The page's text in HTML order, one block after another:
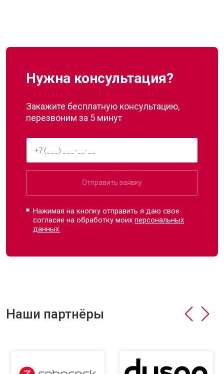
Нужна консультация?
Закажите бесплатную консультацию,
перезвоним за 5 минут
Отправить заявку
Нажимая на кнопку отправить я даю свое
согласие на обработку моихперсональных
данных.
Наши партнёры